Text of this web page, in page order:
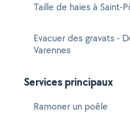
Taille de haies à Saint-
Evacuer des gravats -
Varennes
Services principaux
Ramoner un poêle